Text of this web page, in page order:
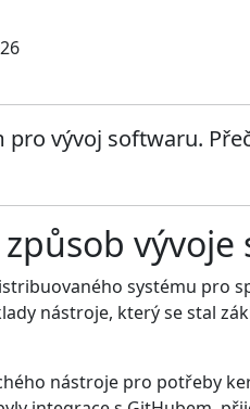
vývoj softwaru.
vývoje
systému pro
nástroje, který se stal
nástroje pro potřeby